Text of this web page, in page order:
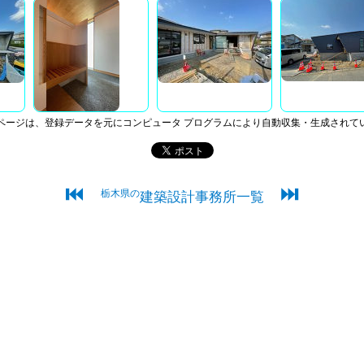
ジは、登録データを元にコンピュータ プログラムにより自動収集・生成されて
⏮ 栃木県の建築設計事務所一覧 ⏭